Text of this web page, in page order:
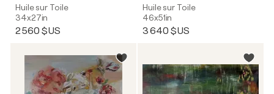
Huile sur Toile
34x27in
2 560 $US
Huile sur Toile
46x51in
3 640 $US